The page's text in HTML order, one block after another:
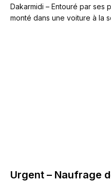
Dakarmidi – Entouré par ses
monté dans une voiture à la
Urgent – Naufrage